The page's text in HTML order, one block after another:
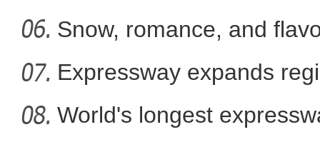
Ti
Snow, romance, and
Expressway expands
World's longest